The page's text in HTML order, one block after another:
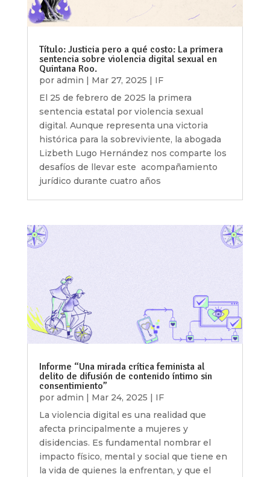
Título: Justicia pero a qué costo: La primera
sentencia sobre violencia digital sexual en
Quintana Roo.
por admin | Mar 27, 2025 | IF
El 25 de febrero de 2025 la primera
sentencia estatal por violencia sexual
digital. Aunque representa una victoria
histórica para la sobreviviente, la abogada
Lizbeth Lugo Hernández nos comparte los
desafíos de llevar este acompañamiento
jurídico durante cuatro años
Informe “Una mirada crítica feminista al
delito de difusión de contenido íntimo sin
consentimiento”
por admin | Mar 24, 2025 | IF
La violencia digital es una realidad que
afecta principalmente a mujeres y
disidencias. Es fundamental nombrar el
impacto físico, mental y social que tiene en
la vida de quienes la enfrentan, y que el